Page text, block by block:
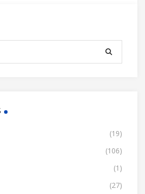
(19)
(106)
(1)
(27)